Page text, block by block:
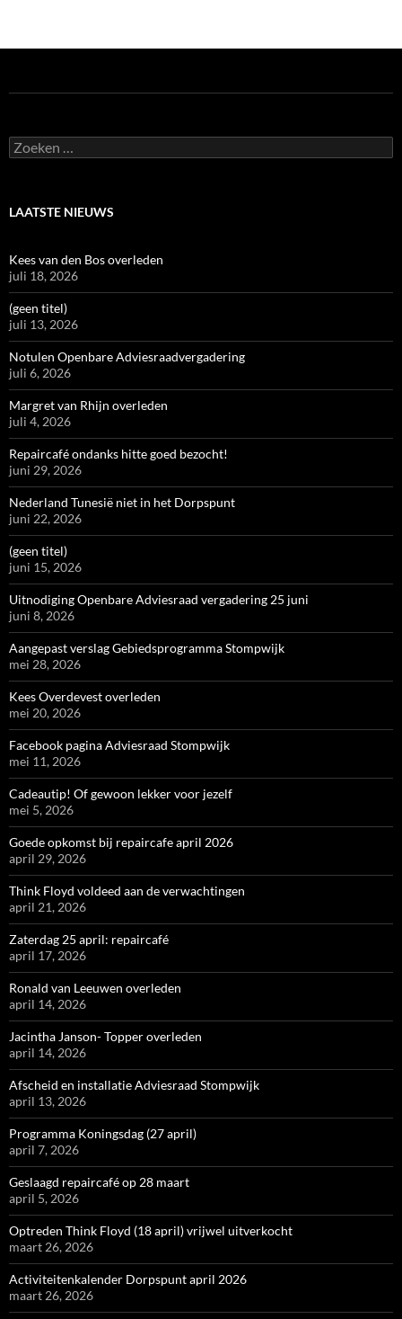
Zoeken
naar:
LAATSTE NIEUWS
Kees van den Bos overleden
juli 18, 2026
(geen titel)
juli 13, 2026
Notulen Openbare Adviesraadvergadering
juli 6, 2026
Margret van Rhijn overleden
juli 4, 2026
Repaircafé ondanks hitte goed bezocht!
juni 29, 2026
Nederland Tunesië niet in het Dorpspunt
juni 22, 2026
(geen titel)
juni 15, 2026
Uitnodiging Openbare Adviesraad vergadering 25 juni
juni 8, 2026
Aangepast verslag Gebiedsprogramma Stompwijk
mei 28, 2026
Kees Overdevest overleden
mei 20, 2026
Facebook pagina Adviesraad Stompwijk
mei 11, 2026
Cadeautip! Of gewoon lekker voor jezelf
mei 5, 2026
Goede opkomst bij repaircafe april 2026
april 29, 2026
Think Floyd voldeed aan de verwachtingen
april 21, 2026
Zaterdag 25 april: repaircafé
april 17, 2026
Ronald van Leeuwen overleden
april 14, 2026
Jacintha Janson- Topper overleden
april 14, 2026
Afscheid en installatie Adviesraad Stompwijk
april 13, 2026
Programma Koningsdag (27 april)
april 7, 2026
Geslaagd repaircafé op 28 maart
april 5, 2026
Optreden Think Floyd (18 april) vrijwel uitverkocht
maart 26, 2026
Activiteitenkalender Dorpspunt april 2026
maart 26, 2026